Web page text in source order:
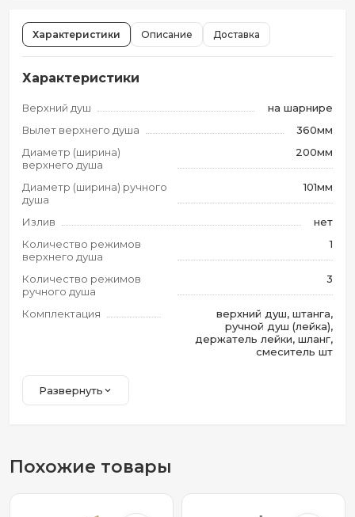
Характеристики Описание Доставка
Характеристики
Верхний душ
на шарнире
Вылет верхнего душа
360мм
Диаметр (ширина)
верхнего душа
200мм
Диаметр (ширина) ручного
душа
101мм
Излив
нет
Количество режимов
верхнего душа
1
Количество режимов
ручного душа
3
Комплектация
верхний душ, штанга,
ручной душ (лейка),
держатель лейки, шланг,
смеситель шт
Развернуть
Похожие товары